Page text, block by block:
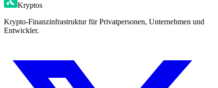
Kryptos
Krypto-Finanzinfrastruktur für Privatpersonen, Unternehmen und
Entwickler.